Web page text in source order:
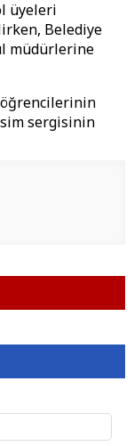
üyeleri
Belediye
müdürlerine
sergisinin